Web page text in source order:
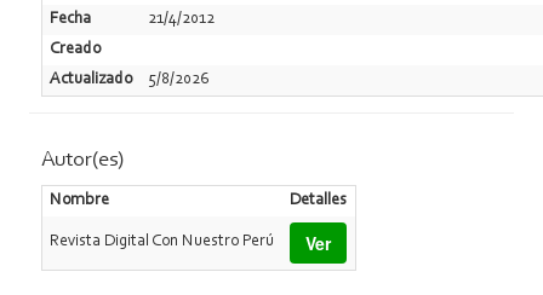
Fecha
21/4/2012
Creado
Actualizado
5/8/2026
Autor(es)
Nombre Detalles
Revista Digital Con Nuestro Perú Ver